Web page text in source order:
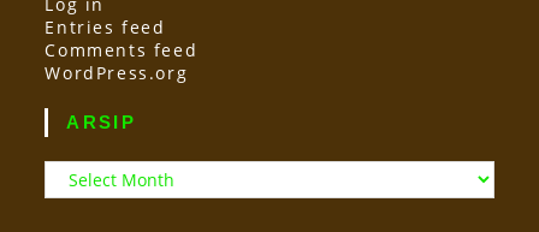
Entries feed
Comments feed
WordPress.org
ARSIP